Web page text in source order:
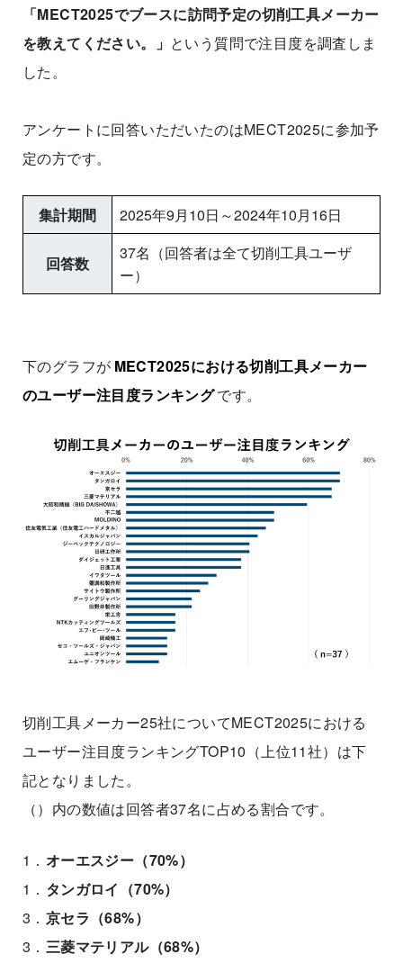
「MECT2025でブースに訪問予定の切削工具メーカー
を教えてください。」 という質問で注目度を調査しま
した。
アンケートに回答いただいたのはMECT2025に参加予
定の方です。
集計期間 2025年9月10日～2024年10月16日
回答数
37名（回答者は全て切削工具ユーザ
ー）
下のグラフが MECT2025における切削工具メーカー
のユーザー注目度ランキングです。
切削工具メーカー25社についてMECT2025における
ユーザー注目度ランキングTOP10（上位11社）は下
記となりました。
（）内の数値は回答者37名に占める割合です。
1． オーエスジー（70%）
1． タンガロイ（70%）
3． 京セラ（68%）
3． 三菱マテリアル（68%）